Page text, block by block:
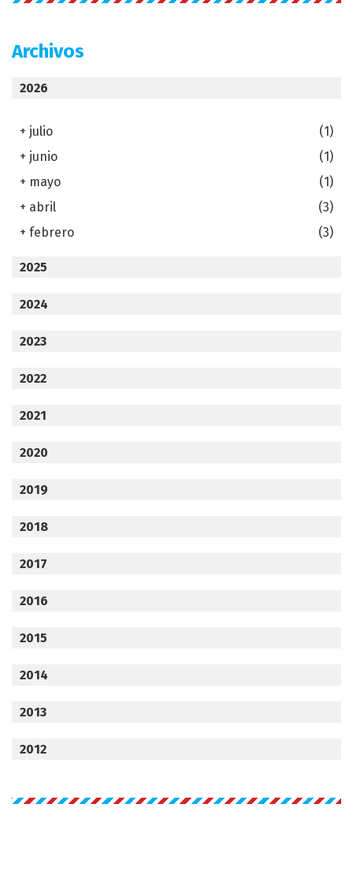
Archivos
2026
+ julio
(1)
+ junio
(1)
+ mayo
(1)
+ abril
(3)
+ febrero (3)
2025
2024
2023
2022
2021
2020
2019
2018
2017
2016
2015
2014
2013
2012